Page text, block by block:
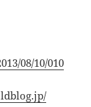
08/10/010